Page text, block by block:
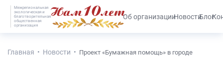
Межрегиональная
экологическая и
благотворительная
общественная
организация
#25536 (без названия)Об организацииНовостиБлог
Главная Новости
Проект «Бумажная помощь» в городе